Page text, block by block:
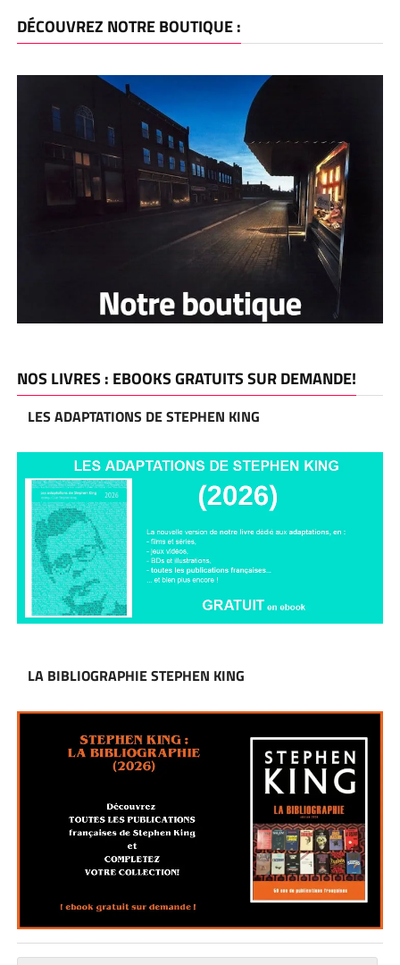
DÉCOUVREZ NOTRE BOUTIQUE :
NOS LIVRES : EBOOKS GRATUITS SUR DEMANDE!
LES ADAPTATIONS DE STEPHEN KING
LA BIBLIOGRAPHIE STEPHEN KING